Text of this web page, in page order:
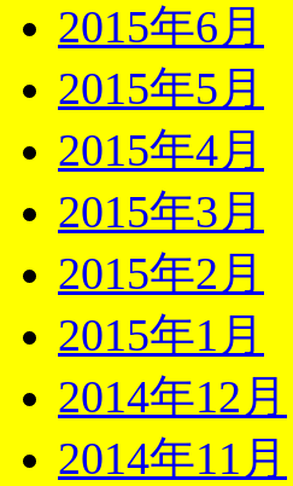
2015年6月
2015年5月
2015年4月
2015年3月
2015年2月
2015年1月
2014年12月
2014年11月